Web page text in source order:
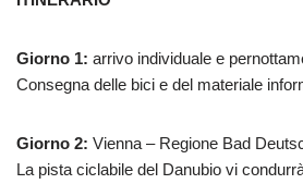
Giorno 1: arrivo individuale e
Consegna delle bici e del materiale
Giorno 2: Vienna – Regione Bad
La pista ciclabile del Danubio vi